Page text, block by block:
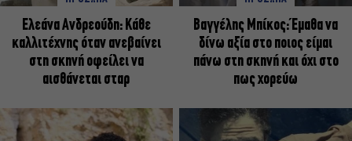
Ελεάνα Ανδρεούδη: Κάθε
καλλιτέχνης όταν ανεβαίνει
στη σκηνή οφείλει να
αισθάνεται σταρ
Βαγγέλης Μπίκος: Έμαθα να
δίνω αξία στο ποιος είμαι
πάνω στη σκηνή και όχι στο
πως χορεύω